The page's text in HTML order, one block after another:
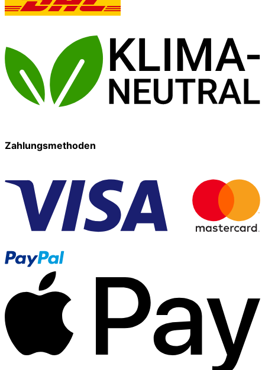
Zahlungsmethoden